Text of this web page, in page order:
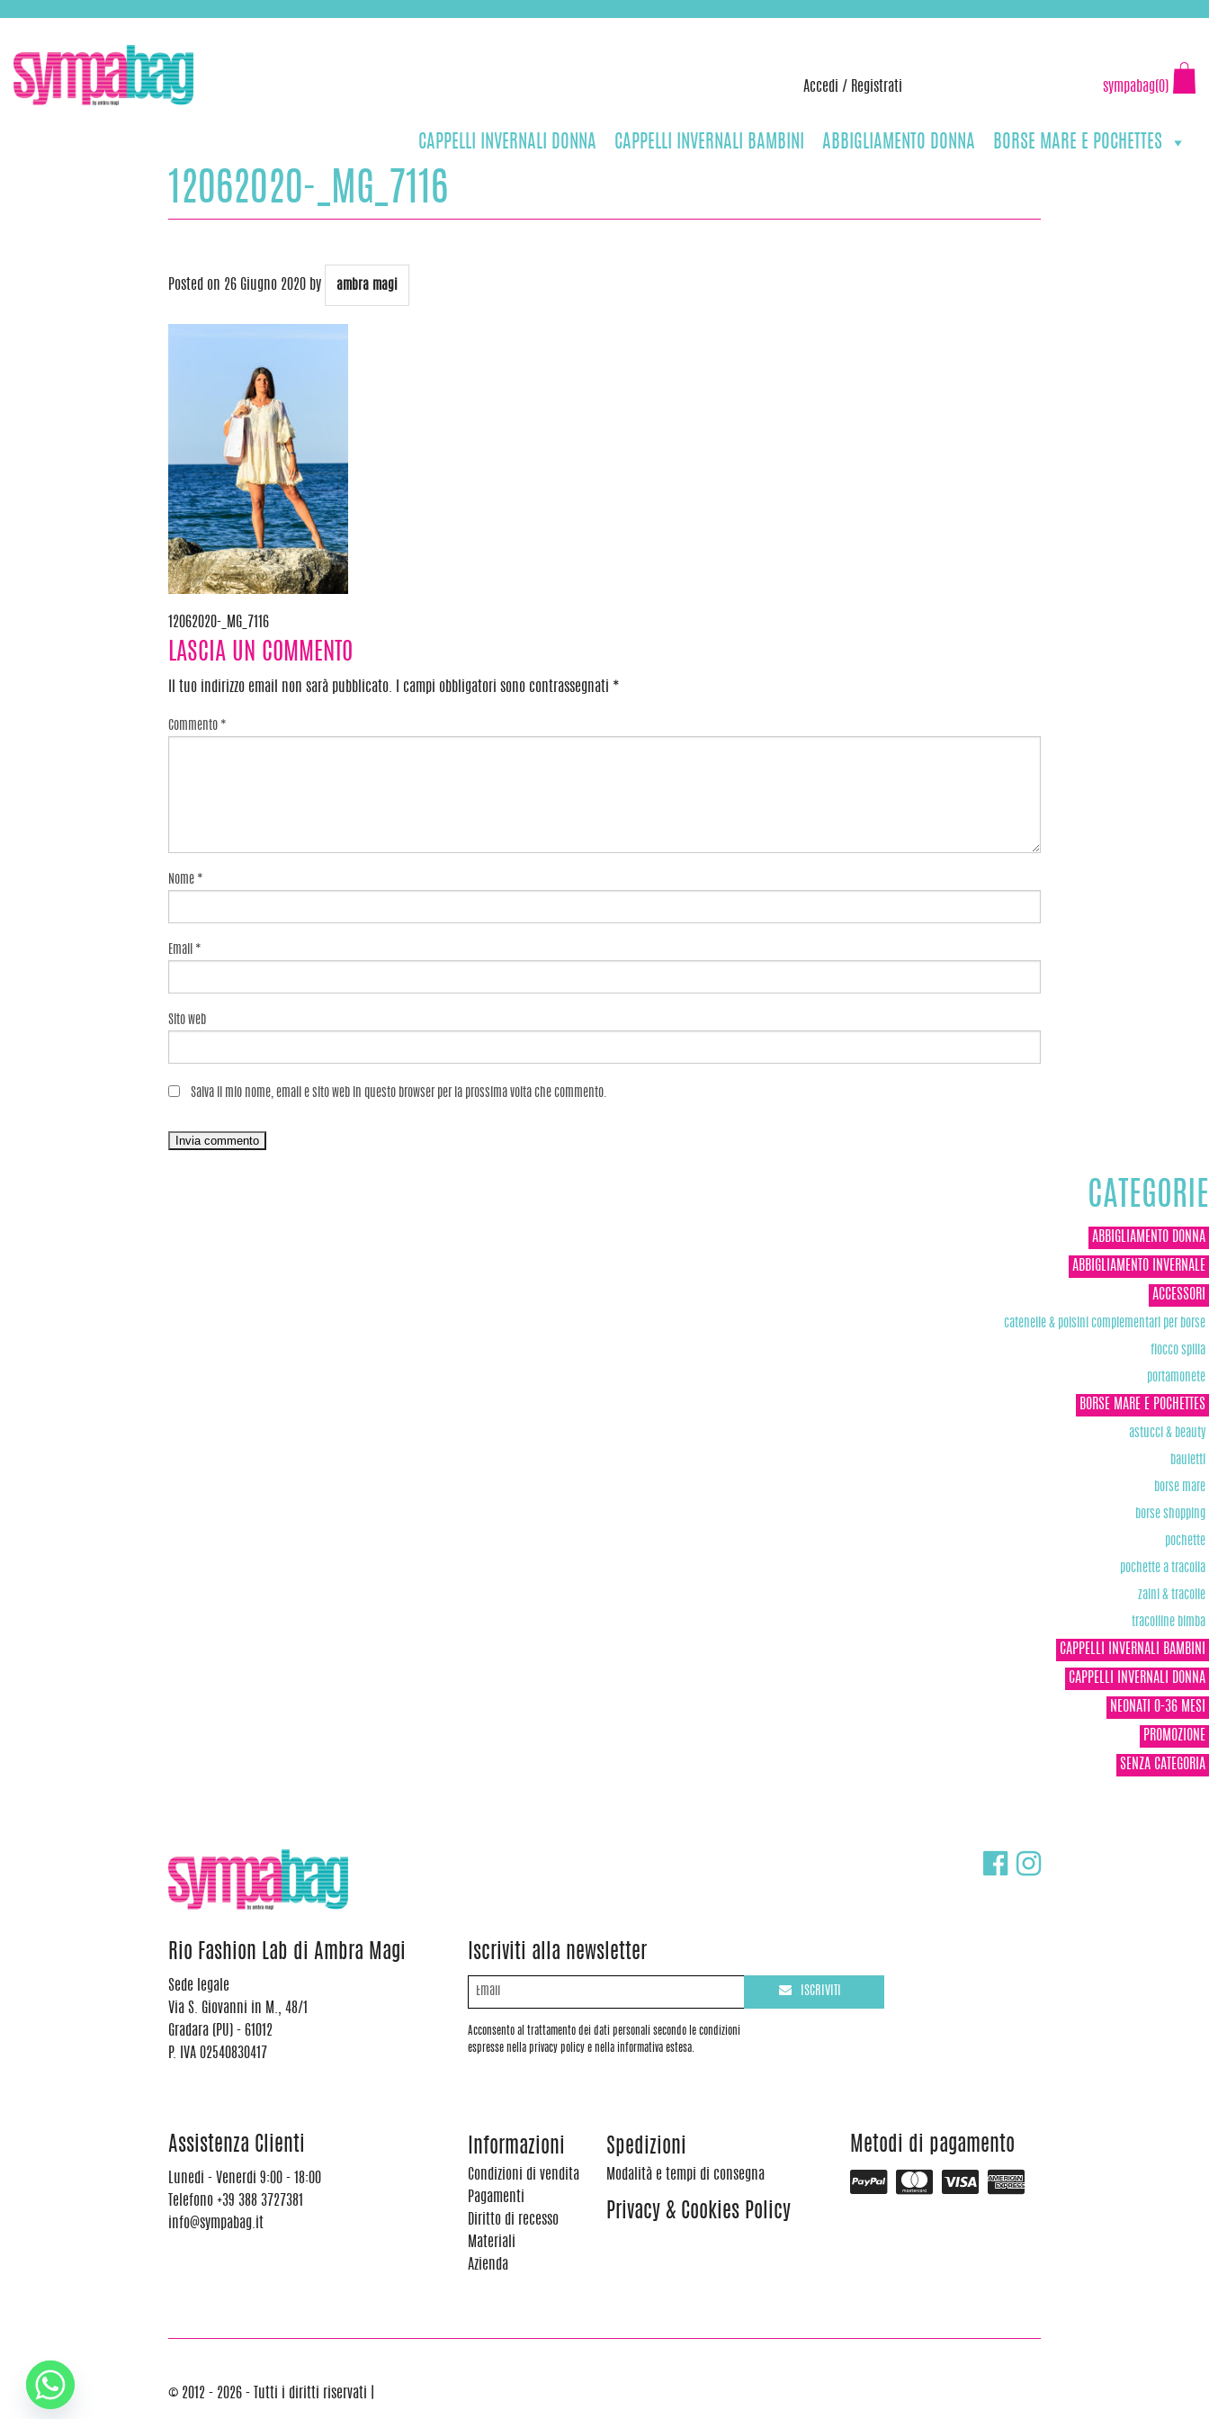
content
Accedi / Registrati sympabag(0)
CAPPELLI INVERNALI DONNA CAPPELLI INVERNALI BAMBINI ABBIGLIAMENTO DONNA BORSE MARE E POCHETTES
12062020-_MG_7116
Posted on 26 Giugno 2020 by ambra magi
Navigazione
articoli
12062020-_MG_7116
LASCIA UN COMMENTO
Il tuo indirizzo email non sarà pubblicato. I campi obbligatori sono contrassegnati *
Commento *
Nome *
Email *
Sito web
Salva il mio nome, email e sito web in questo browser per la prossima volta che commento.
CATEGORIE
ABBIGLIAMENTO DONNA
ABBIGLIAMENTO INVERNALE
ACCESSORI
catenelle & polsini complementari per borse
fiocco spilla
portamonete
BORSE MARE E POCHETTES
astucci & beauty
bauletti
borse mare
borse shopping
pochette
pochette a tracolla
zaini & tracolle
tracolline bimba
CAPPELLI INVERNALI BAMBINI
CAPPELLI INVERNALI DONNA
NEONATI 0-36 MESI
PROMOZIONE
SENZA CATEGORIA
Rio Fashion Lab di Ambra Magi
Sede legale
Via S. Giovanni in M., 48/1
Gradara (PU) - 61012
P. IVA 02540830417
Iscriviti alla newsletter
Acconsento al trattamento dei dati personali secondo le condizioni
espresse nella privacy policy e nella informativa estesa.
ISCRIVITI
Assistenza Clienti
Lunedi - Venerdi 9:00 - 18:00
Telefono +39 388 3727381
info@sympabag.it
Informazioni
Condizioni di vendita
Pagamenti
Diritto di recesso
Materiali
Azienda
Spedizioni
Modalità e tempi di consegna
Privacy & Cookies Policy
Metodi di pagamento
© 2012 - 2026 - Tutti i diritti riservati |